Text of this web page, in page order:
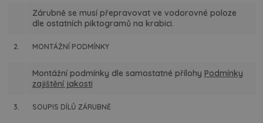
Zárubně se musí přepravovat ve vodorovné poloze
dle ostatních piktogramů na krabici.
2. MONTÁŽNÍ PODMÍNKY
Montážní podmínky dle samostatné přílohy Podmínky
zajištění jakosti
3. SOUPIS DÍLŮ ZÁRUBNĚ